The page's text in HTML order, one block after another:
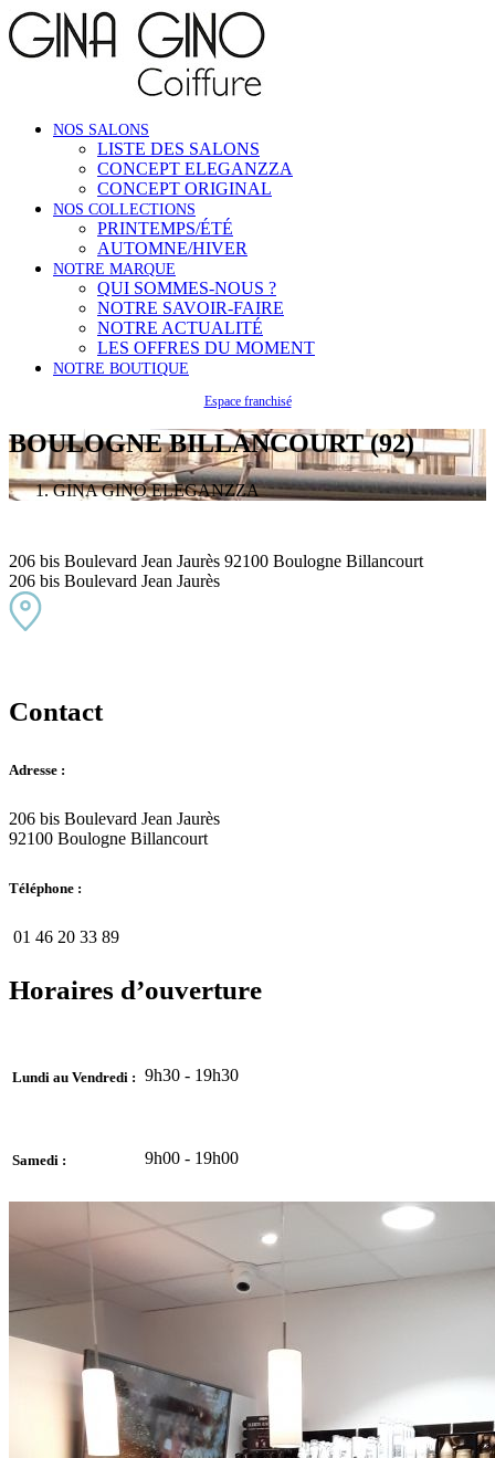
NOS SALONS
LISTE DES SALONS
CONCEPT ELEGANZZA
CONCEPT ORIGINAL
NOS COLLECTIONS
PRINTEMPS/ÉTÉ
AUTOMNE/HIVER
NOTRE MARQUE
QUI SOMMES-NOUS ?
NOTRE SAVOIR-FAIRE
NOTRE ACTUALITÉ
LES OFFRES DU MOMENT
NOTRE BOUTIQUE
Espace franchisé
BOULOGNE BILLANCOURT (92)
GINA GINO ELEGANZZA
206 bis Boulevard Jean Jaurès 92100 Boulogne Billancourt
206 bis Boulevard Jean Jaurès
Contact
Adresse :
206 bis Boulevard Jean Jaurès
92100 Boulogne Billancourt
Téléphone :
01 46 20 33 89
Horaires d’ouverture
Lundi au Vendredi : 9h30 - 19h30
Samedi : 9h00 - 19h00